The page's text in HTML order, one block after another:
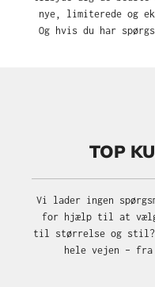
nye, limiterede og
Og hvis du har
TOP
Vi lader ingen
for hjælp til at vælge
til størrelse og stil?
hele vejen –